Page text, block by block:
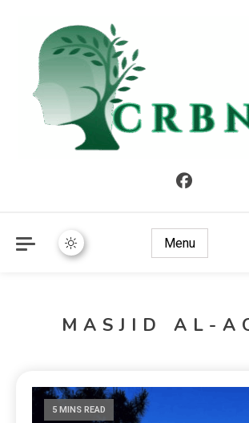
Menu
MASJID AL-
5 MINS READ